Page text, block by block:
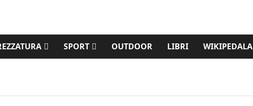
SPORT OUTDOOR LIBRI WIKIPEDALA